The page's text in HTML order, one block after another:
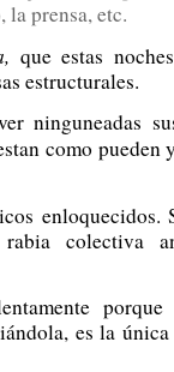
la prensa, etc.
que estas
estructurales.
ninguneadas
como pueden
enloquecidos.
colectiva
es la